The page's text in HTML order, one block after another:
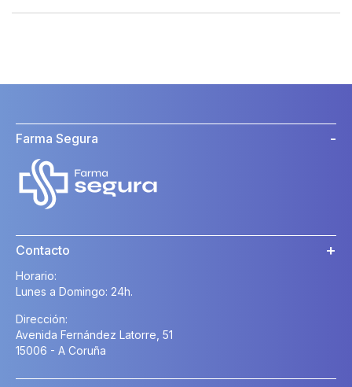
Farma Segura
Contacto
Horario:
Lunes a Domingo: 24h.
Dirección:
Avenida Fernández Latorre, 51
15006 - A Coruña